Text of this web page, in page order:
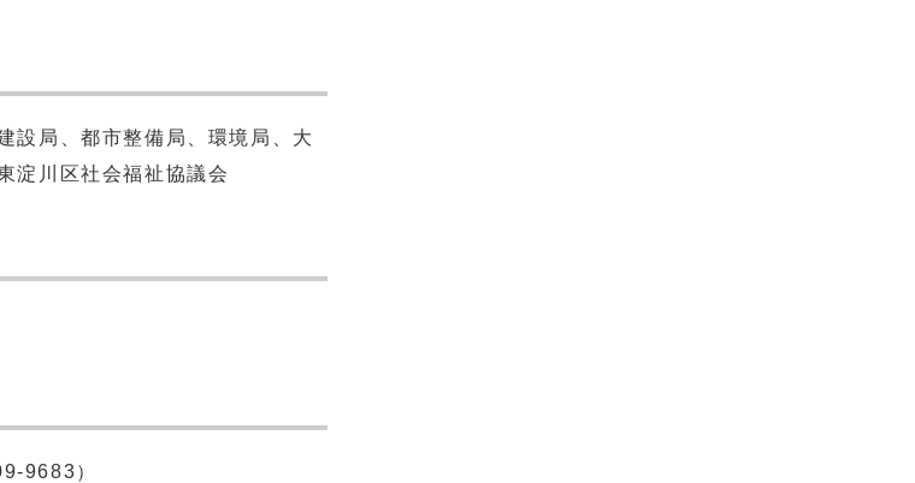
設局、都市整備局、環境局、大
淀川区社会福祉協議会
9683）